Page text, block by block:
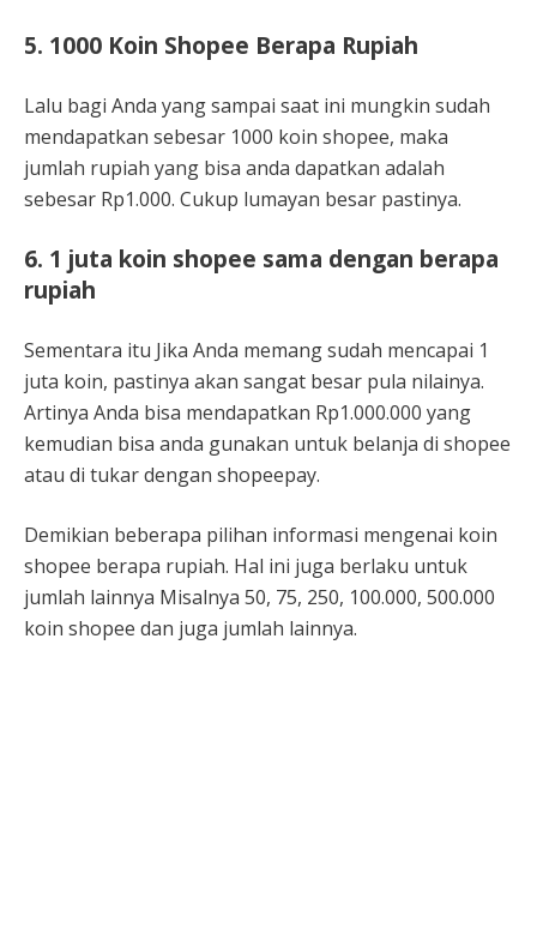
5. 1000 Koin Shopee Berapa Rupiah
Lalu bagi Anda yang sampai saat ini mungkin sudah
mendapatkan sebesar 1000 koin shopee, maka
jumlah rupiah yang bisa anda dapatkan adalah
sebesar Rp1.000. Cukup lumayan besar pastinya.
6. 1 juta koin shopee sama dengan berapa
rupiah
Sementara itu Jika Anda memang sudah mencapai 1
juta koin, pastinya akan sangat besar pula nilainya.
Artinya Anda bisa mendapatkan Rp1.000.000 yang
kemudian bisa anda gunakan untuk belanja di shopee
atau di tukar dengan shopeepay.
Demikian beberapa pilihan informasi mengenai koin
shopee berapa rupiah. Hal ini juga berlaku untuk
jumlah lainnya Misalnya 50, 75, 250, 100.000, 500.000
koin shopee dan juga jumlah lainnya.